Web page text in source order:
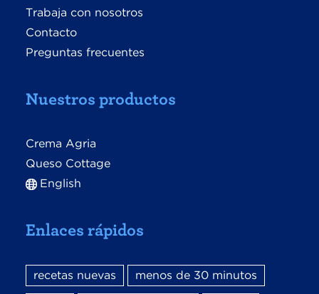
Trabaja con nosotros
Contacto
Preguntas frecuentes
Nuestros productos
Crema Agria
Queso Cottage
English
Enlaces rápidos
recetas nuevas menos de 30 minutos